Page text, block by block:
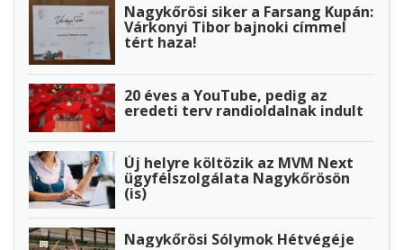
Nagykőrösi siker a Farsang Kupán:
Várkonyi Tibor bajnoki címmel
tért haza!
20 éves a YouTube, pedig az
eredeti terv randioldalnak indult
Új helyre költözik az MVM Next
ügyfélszolgálata Nagykőrösön
(is)
Nagykőrösi Sólymok Hétvégéje